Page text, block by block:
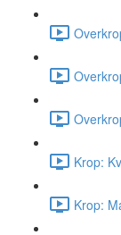
Krop:
Krop: